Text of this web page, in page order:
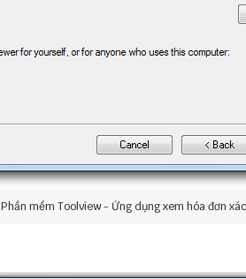
Phần mềm Toolview - Ứng dụng xem hóa đơn